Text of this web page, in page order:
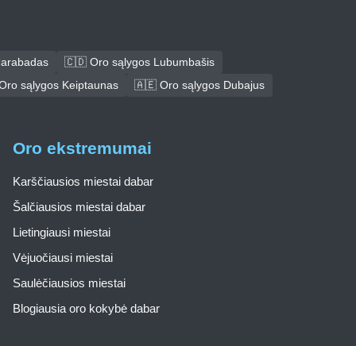
🇨🇩 Oro sąlygos Lubumbašis
sąlygos Keiptaunas
🇦🇪 Oro sąlygos Dubajus
Oro ekstremumai
Karščiausios miestai dabar
Šalčiausios miestai dabar
Lietingiausi miestai
Vėjuočiausi miestai
Saulėčiausios miestai
Blogiausia oro kokybė dabar